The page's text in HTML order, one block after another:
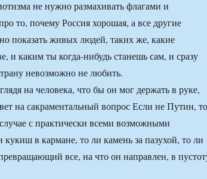
не нужно размахивать флагами и
то, почему Россия хорошая, а все другие
показать живых людей, таких же, какие
и каким ты когда-нибудь станешь сам, и сразу
невозможно не любить.
на человека, что бы он мог держать в руке,
на сакраментальный вопрос Если не Путин, то
с практически всеми возможными
кукиш в кармане, то ли камень за пазухой, то ли
все, на что он направлен, в